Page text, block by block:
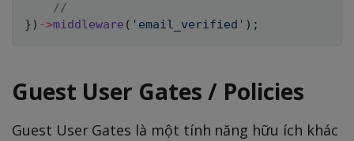
//
} ) ->middleware ( 'email_verified' ) ;
Guest User Gates / Policies
Guest User Gates là một tính năng hữu ích khác